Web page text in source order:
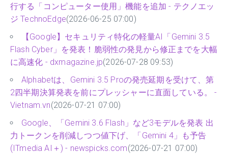
行する「コンピューター使用」機能を追加 - テクノエッ
ジ TechnoEdge(2026-06-25 07:00)
【Google】セキュリティ特化の軽量AI「Gemini 3.5
Flash Cyber」を発表！脆弱性の発見から修正までを大幅
に高速化 - dxmagazine.jp(2026-07-28 09:53)
Alphabetは、Gemini 3.5 Proの発売延期を受けて、第
2四半期決算発表を前にプレッシャーに直面している。 -
Vietnam.vn(2026-07-21 07:00)
Google、「Gemini 3.6 Flash」など3モデルを発表 出
力トークンを削減しつつ値下げ、「Gemini 4」も予告
(ITmedia AI＋) - newspicks.com(2026-07-21 07:00)